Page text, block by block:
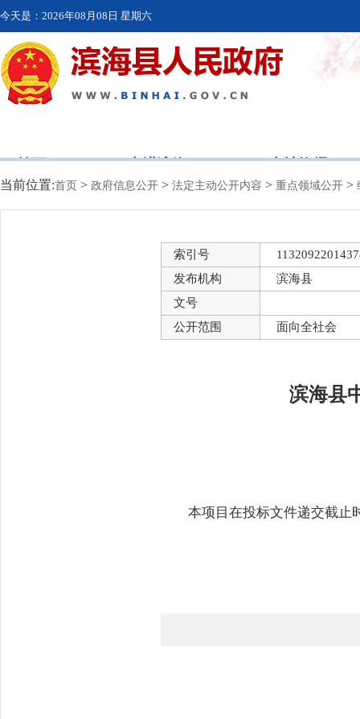
今天是： 2026年08月08日 星期六
首页 走进滨海 本地资讯
当前位置:首页 > 政府信息公开 > 法定主动公开内容 > 重点领域公开 >
索引号
发布机构
滨海县
文号
公开范围
面向全社会
滨海县
本项目在投标文件递交截止